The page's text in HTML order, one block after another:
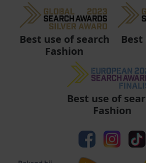
Best use of search
Fashion
Best use of
Fashion